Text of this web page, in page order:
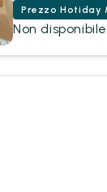
Prezzo Hotiday
Non disponibile